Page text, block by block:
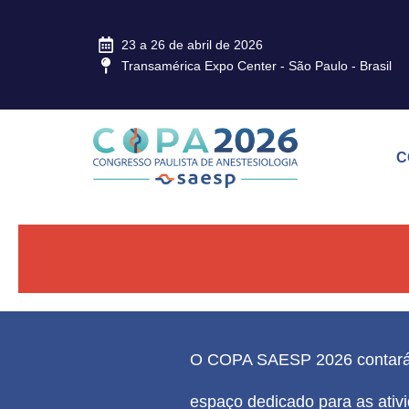
23 a 26 de abril de 2026
Transamérica Expo Center - São Paulo - Brasil
O COPA SAESP 2026
espaço dedicado para as